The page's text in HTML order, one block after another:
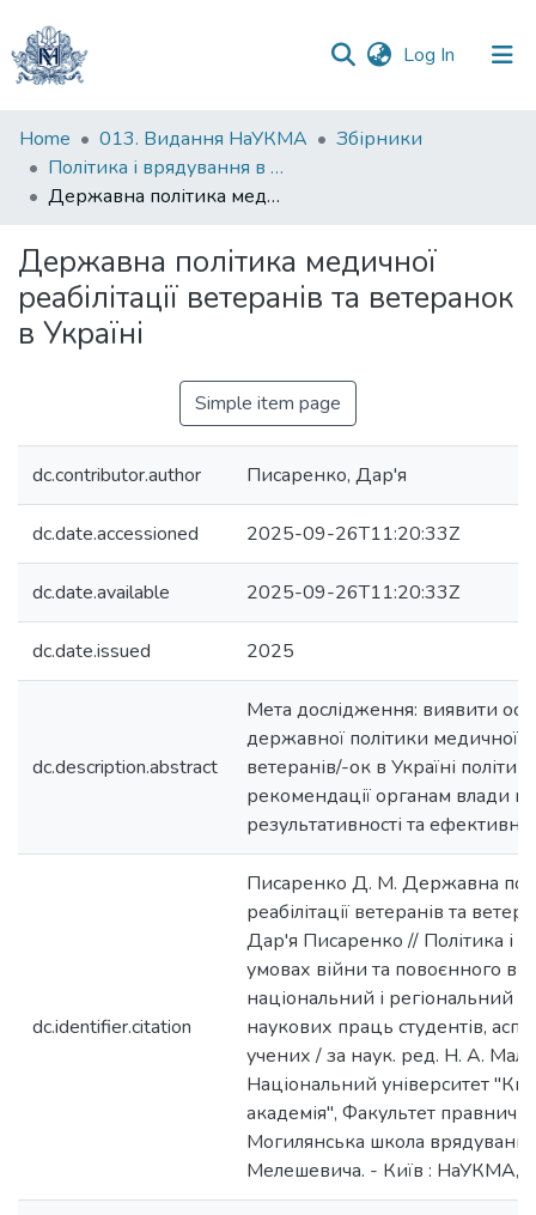
Log In (current)
Communities
&
Collections
Statistics
Home 013. Видання НаУКМА
Збірники
Політика і врядування в умовах війни та повоєнного відновлення: національний і регіональний вимір : збірник наукових праць студентів, аспірантів і молодих учених
Державна політика медичної реабілітації ветеранів та ветеранок в Україні
Державна політика медичної
реабілітації ветеранів та ветеранок
в Україні
Simple item page
dc.contributor.author Писаренко, Дар'я
dc.date.accessioned 2025-09-26T11:20:33Z
dc.date.available 2025-09-26T11:20:33Z
dc.date.issued 2025
dc.description.abstract
Мета дослідження: виявити
державної політики медичної
ветеранів/-ок в Україні
рекомендації органам влади
результативності та
dc.identifier.citation
Писаренко Д. М. Державна
реабілітації ветеранів та
Дар'я Писаренко // Політика і
умовах війни та повоєнного
національний і регіональний
наукових праць студентів,
учених / за наук. ред. Н. А.
Національний університет
академія", Факультет
Могилянська школа
Мелешевича. - Київ : НаУКМА,